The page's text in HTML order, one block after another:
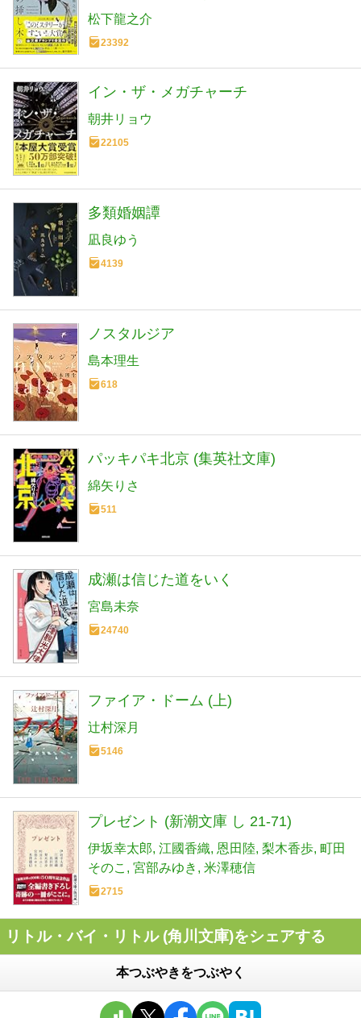
松下龍之介
23392
イン・ザ・メガチャーチ
朝井リョウ
22105
多類婚姻譚
凪良ゆう
4139
ノスタルジア
島本理生
618
パッキパキ北京 (集英社文庫)
綿矢りさ
511
成瀬は信じた道をいく
宮島未奈
24740
ファイア・ドーム (上)
辻村深月
5146
プレゼント (新潮文庫 し 21-71)
伊坂幸太郎 江國香織 恩田陸 梨木香歩 町田
そのこ
宮部みゆき 米澤穂信
2715
リトル・バイ・リトル (角川文庫)をシェアする
本つぶやきをつぶやく